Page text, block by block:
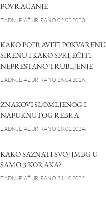
POVRAĆANJE
ZADNJE AŽURIRANO 02.02.2020.
KAKO POPRAVITI POKVARENU
SIRENU I KAKO SPRIJEČITI
NEPRESTANO TRUBLJENJE
ZADNJE AŽURIRANO 26.04.2016.
ZNAKOVI SLOMLJENOG I
NAPUKNUTOG REBRA
ZADNJE AŽURIRANO 18.01.2024.
KAKO SAZNATI SVOJ JMBG U
SAMO 3 KORAKA?
ZADNJE AŽURIRANO 31.10.2022.